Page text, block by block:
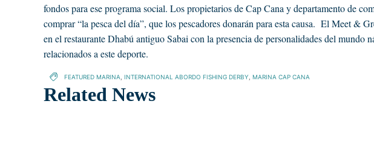
fondos para ese programa social. Los propietarios de Cap Cana y departamento de
comprar “la pesca del día”, que los pescadores donarán para esta causa. El Meet &
en el restaurante Dhabú antiguo Sabai con la presencia de personalidades del mundo
relacionados a este deporte.
FEATURED MARINA INTERNATIONAL ABORDO FISHING DERBY MARINA CAP CANA
Related News